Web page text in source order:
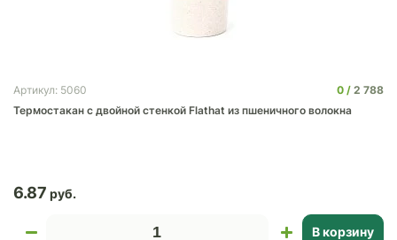
Артикул: 5060 0
2 788
Термостакан с двойной стенкой Flathat из пшеничного волокна
6.87
В корзину